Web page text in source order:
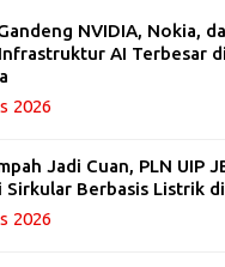
NVIDIA, Nokia,
AI Terbesar
2026
Jadi Cuan, PLN UIP
Sirkular Berbasis Listrik
2026